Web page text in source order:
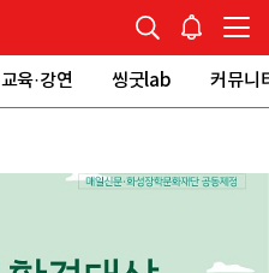
교육·강연 씽굿lab 커뮤니